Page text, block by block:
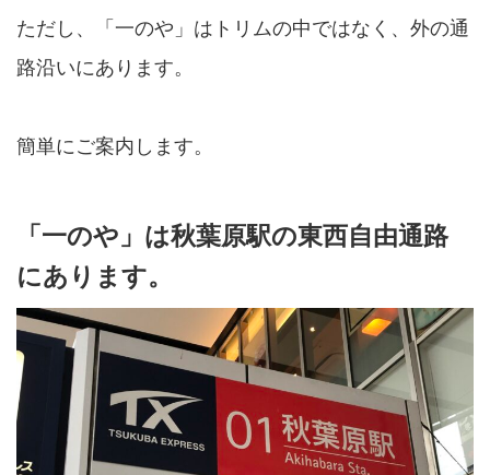
ただし、「一のや」はトリムの中ではなく、外の通
路沿いにあります。
簡単にご案内します。
「一のや」は秋葉原駅の東西自由通路
にあります。